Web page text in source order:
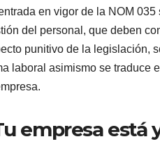
en vigor de la NOM
del personal, que deben
punitivo de la legislación,
laboral asimismo se traduce
empresa está